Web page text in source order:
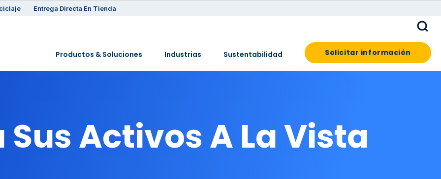
Entrega Directa En Tienda
Productos & Soluciones Industrias Sustentabilidad Solicitar información
Activos A La Vista